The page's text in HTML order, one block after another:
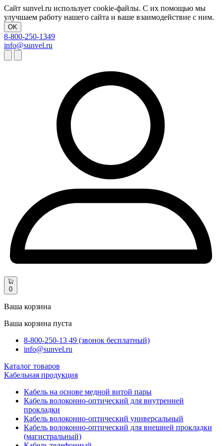
Сайт sunvel.ru использует cookie-файлы. С их помощью мы
улучшаем работу нашего сайта и ваше взаимодействие с ним.
OK
8-800-250-1349
info@sunvel.ru
0
Ваша корзина
Ваша корзина пуста
8-800-250-13 49 (звонок бесплатный)
info@sunvel.ru
Каталог товаров
Кабельная продукция
Кабель на основе медной витой пары
Кабель волоконно-оптический для внутренней
прокладки
Кабель волоконно-оптический универсальный
Кабель волоконно-оптический для внешней прокладки
(магистральный)